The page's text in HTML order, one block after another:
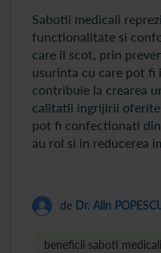
Sabotii medicali
functionalitate si
care il scot, prin
usurinta cu care pot fi
contribuie la crearea
calitatii ingrijirii
pot fi confectionati
au rol si in reducerea
de Dr. Alin
beneficii saboti medicali